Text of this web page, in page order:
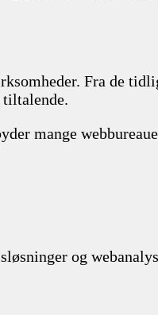
Fra de
tiltalende.
mange
og